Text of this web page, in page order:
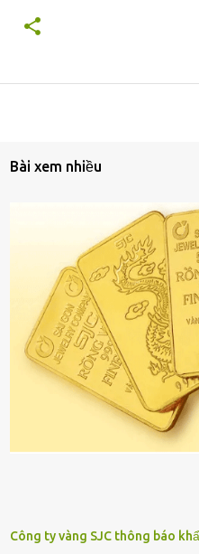
Bài xem nhiều
Công ty vàng SJC thông báo